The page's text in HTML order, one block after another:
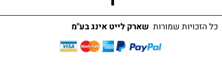
כל הזכויות שמורות שארק לייט אינג בע"מ